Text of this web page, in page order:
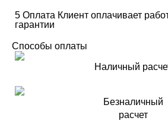
5 Оплата Клиент оплачивает
гарантии
Способы оплаты
Наличный
Безналичный
расчет